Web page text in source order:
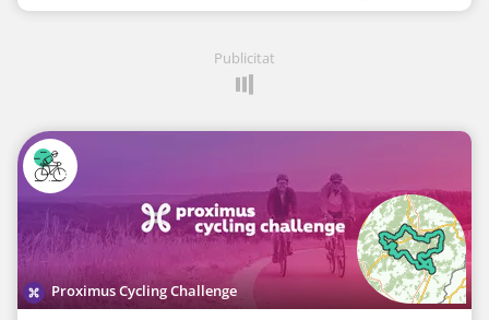
Publicitat
Proximus Cycling Challenge